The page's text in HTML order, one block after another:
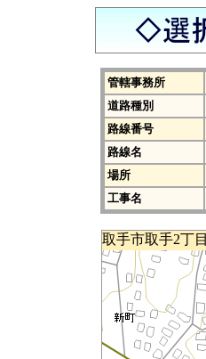
管轄事務所
道路種別
路線番号
路線名
場所
工事名
取手市取手2丁目